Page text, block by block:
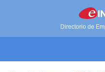
Directorio de